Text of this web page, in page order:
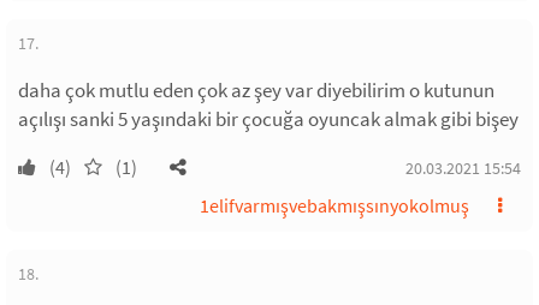
17.
daha çok mutlu eden çok az şey var diyebilirim o kutunun
açılışı sanki 5 yaşındaki bir çocuğa oyuncak almak gibi bişey
(4) (1) 20.03.2021 15:54
1elifvarmışvebakmışsınyokolmuş
18.